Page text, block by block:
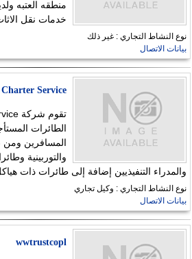
منطقه العتبه
خدمات نقل
نوع النشاط التجاري : غير ذلك
بيانات الاتصال
Service
الطائرات
المسافرين ومن
والتوربينية
والمدراء التنفيذيين إضافة إلى طائرات ذات
نوع النشاط التجاري : وكيل تجاري
بيانات الاتصال
wwtrustcopl